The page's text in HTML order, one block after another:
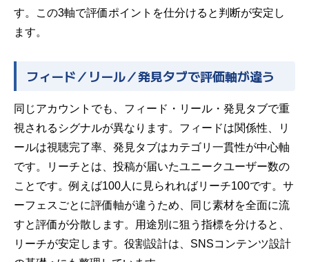
す。この3軸で評価ポイントを仕分けると判断が安定し
ます。
フィード／リール／発見タブで評価軸が違う
同じアカウントでも、フィード・リール・発見タブで重
視されるシグナルが異なります。フィードは関係性、リ
ールは視聴完了率、発見タブはカテゴリ一貫性が中心軸
です。リーチとは、投稿が届いたユニークユーザー数の
ことです。例えば100人に見られればリーチ100です。サ
ーフェスごとに評価軸が違うため、同じ素材を全面に流
すと評価が分散します。用途別に狙う指標を分けると、
リーチが安定します。役割設計は、SNSコンテンツ設計